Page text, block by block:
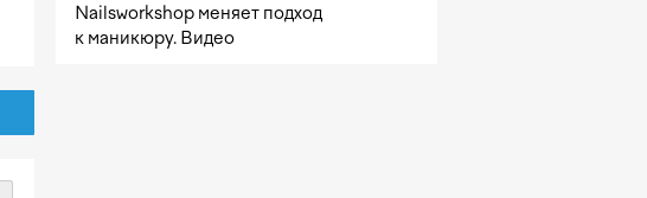
Nailsworkshop меняет подход
к маникюру. Видео